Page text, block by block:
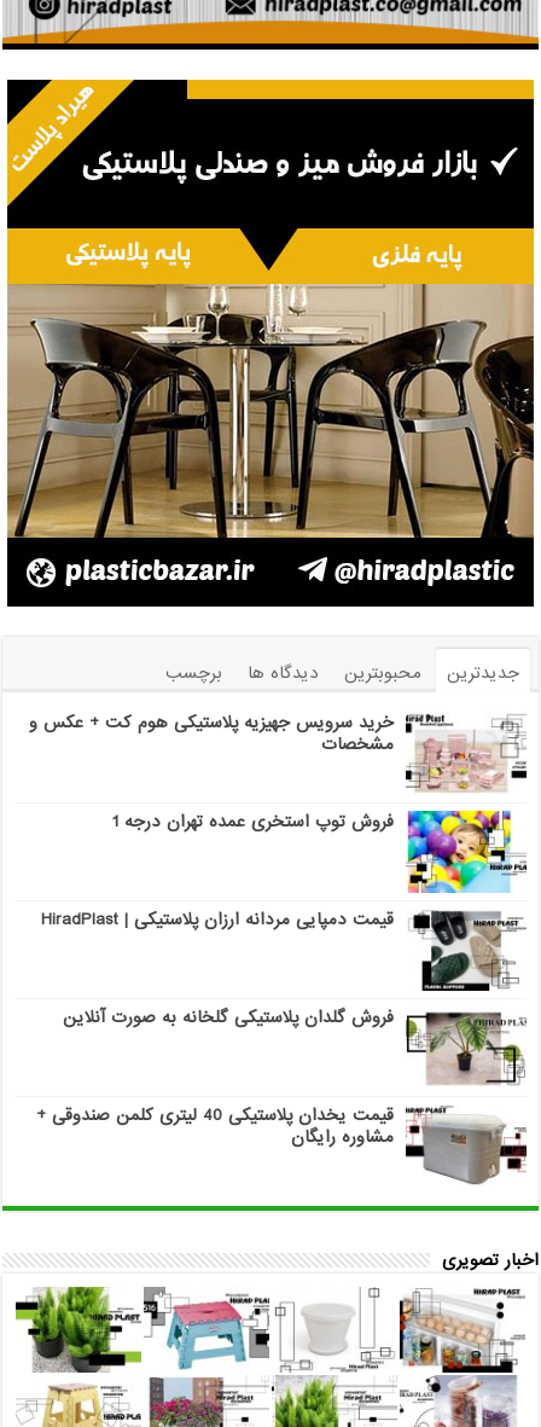
جدیدترین محبوبترین دیدگاه ها
برچسب
خرید سرویس جهیزیه پلاستیکی هوم کت + عکس و
مشخصات
فروش توپ استخری عمده تهران درجه 1
قیمت دمپایی مردانه ارزان پلاستیکی | HiradPlast
فروش گلدان پلاستیکی گلخانه به صورت آنلاین
قیمت یخدان پلاستیکی 40 لیتری کلمن صندوقی +
مشاوره رایگان
اخبار تصویری